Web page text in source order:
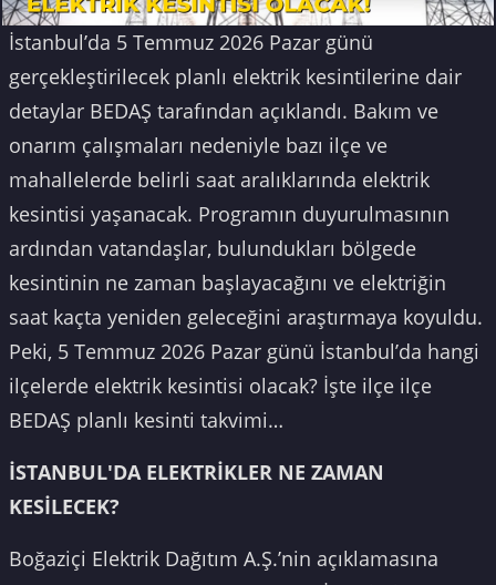
İstanbul’da 5 Temmuz 2026 Pazar günü
gerçekleştirilecek planlı elektrik kesintilerine dair
detaylar BEDAŞ tarafından açıklandı. Bakım ve
onarım çalışmaları nedeniyle bazı ilçe ve
mahallelerde belirli saat aralıklarında elektrik
kesintisi yaşanacak. Programın duyurulmasının
ardından vatandaşlar, bulundukları bölgede
kesintinin ne zaman başlayacağını ve elektriğin
saat kaçta yeniden geleceğini araştırmaya koyuldu.
Peki, 5 Temmuz 2026 Pazar günü İstanbul’da hangi
ilçelerde elektrik kesintisi olacak? İşte ilçe ilçe
BEDAŞ planlı kesinti takvimi…
İSTANBUL'DA ELEKTRİKLER NE ZAMAN
KESİLECEK?
Boğaziçi Elektrik Dağıtım A.Ş.’nin açıklamasına